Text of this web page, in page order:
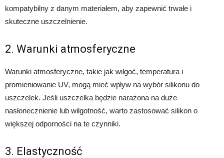
kompatybilny z danym materiałem, aby zapewnić trwałe i
skuteczne uszczelnienie.
2. Warunki atmosferyczne
Warunki atmosferyczne, takie jak wilgoć, temperatura i
promieniowanie UV, mogą mieć wpływ na wybór silikonu do
uszczelek. Jeśli uszczelka będzie narażona na duże
nasłonecznienie lub wilgotność, warto zastosować silikon o
większej odporności na te czynniki.
3. Elastyczność